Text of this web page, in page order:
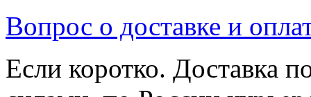
Вопрос о доставке и
Если коротко. Доставка